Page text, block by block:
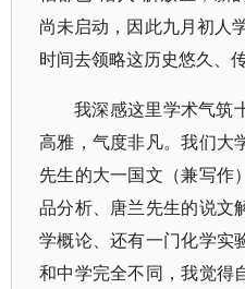
尚未启动，因此九月初人
时间去领略这历史悠久、
我深感这里学术气筑
高雅，气度非凡。我们大
先生的大一国文（兼写作
品分析、唐兰先生的说文
学概论、还有一门化学实
和中学完全不同，我觉得